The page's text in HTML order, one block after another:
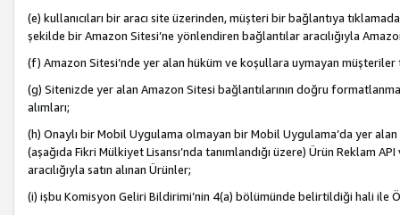
(e) kullanıcıları bir aracı site üzerinden, müşteri bir bağlantıya
şekilde bir Amazon Sitesi’ne yönlendiren bağlantılar aracılığıyla
(f) Amazon Sitesi’nde yer alan hüküm ve koşullara uymayan müşteriler
(g) Sitenizde yer alan Amazon Sitesi bağlantılarının doğru
alımları;
(h) Onaylı bir Mobil Uygulama olmayan bir Mobil Uygulama’da yer
(aşağıda Fikri Mülkiyet Lisansı’nda tanımlandığı üzere) Ürün Reklam
aracılığıyla satın alınan Ürünler;
(i) işbu Komisyon Geliri Bildirimi’nin 4(a) bölümünde belirtildiği hali ile